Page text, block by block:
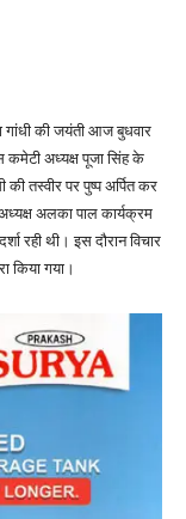
गांधी की जयंती आज बुधवार
कमेटी अध्यक्ष पूजा सिंह के
तस्वीर पर पुष्प अर्पित कर
अलका पाल कार्यक्रम
रही थी। इस दौरान विचार
किया गया।